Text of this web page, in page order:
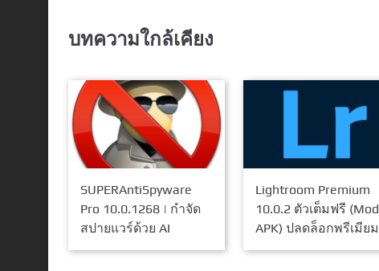
บทความใกล้เคียง
SUPERAntiSpyware
Pro 10.0.1268 | กำจัด
สปายแวร์ด้วย AI
Lightroom Premium
10.0.2 ตัวเต็มฟรี (Mod
APK) ปลดล็อกพรีเมียม